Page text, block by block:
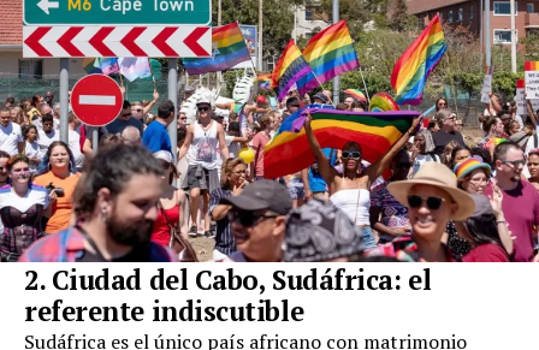
2. Ciudad del Cabo, Sudáfrica: el
referente indiscutible
Sudáfrica es el único país africano con matrimonio